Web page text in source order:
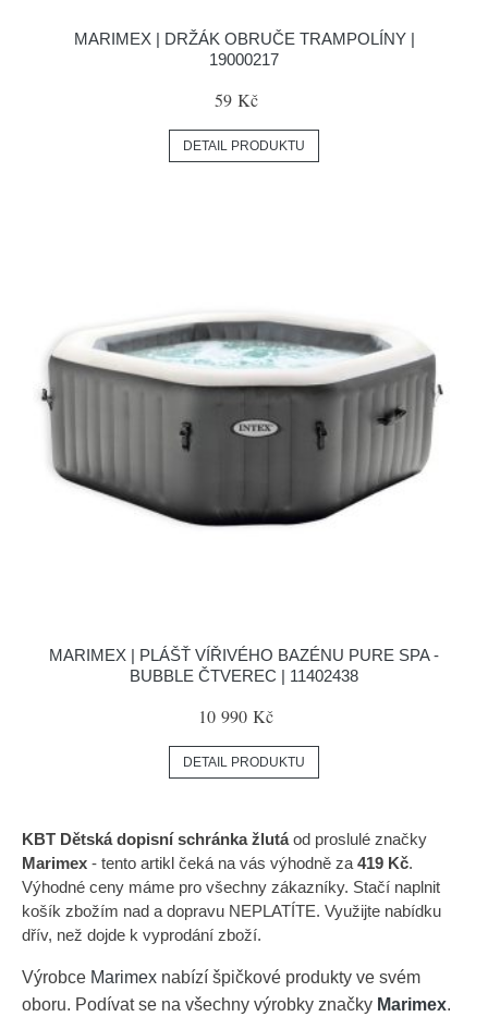
MARIMEX | DRŽÁK OBRUČE TRAMPOLÍNY |
19000217
59 Kč
DETAIL PRODUKTU
MARIMEX | PLÁŠŤ VÍŘIVÉHO BAZÉNU PURE SPA -
BUBBLE ČTVEREC | 11402438
10 990 Kč
DETAIL PRODUKTU
KBT Dětská dopisní schránka žlutáod proslulé značky
Marimex - tento artikl čeká na vás výhodně za 419 Kč.
Výhodné ceny máme pro všechny zákazníky. Stačí naplnit
košík zbožím nad a dopravu NEPLATÍTE. Využijte nabídku
dřív, než dojde k vyprodání zboží.
Výrobce Marimex nabízí špičkové produkty ve svém
oboru. Podívat se na všechny výrobky značky Marimex.